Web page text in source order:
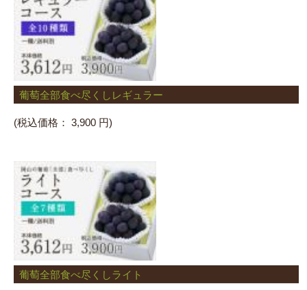
葡萄全部食べ尽くしレギュラー
(税込価格： 3,900 円)
葡萄全部食べ尽くしライト